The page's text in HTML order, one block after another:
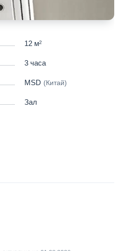
12 м2
3 часа
MSD (Китай)
Зал